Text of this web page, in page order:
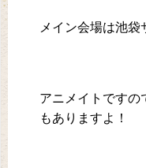
メイン会場は池袋
アニメイトですの
もありますよ！